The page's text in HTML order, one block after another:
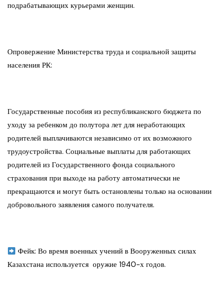
подрабатывающих курьерами женщин.
Опровержение Министерства труда и социальной защиты
населения РК:
Государственные пособия из республиканского бюджета по
уходу за ребенком до полутора лет для неработающих
родителей выплачиваются независимо от их возможного
трудоустройства. Социальные выплаты для работающих
родителей из Государственного фонда социального
страхования при выходе на работу автоматически не
прекращаются и могут быть остановлены только на основании
добровольного заявления самого получателя.
Фейк: Во время военных учений в Вооруженных силах
Казахстана используется оружие 1940-х годов.